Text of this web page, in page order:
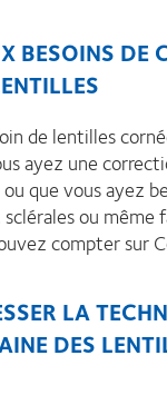
BESOINS DE
de lentilles
ayez une
que vous ayez
ou même
compter sur
LA
DES